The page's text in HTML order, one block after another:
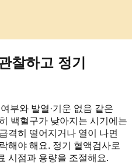
찰하고 정기
부와 발열·기운 없음 같은
백혈구가 낮아지는 시기에는
격히 떨어지거나 열이 나면
해야 해요. 정기 혈액검사로
시점과 용량을 조절해요.